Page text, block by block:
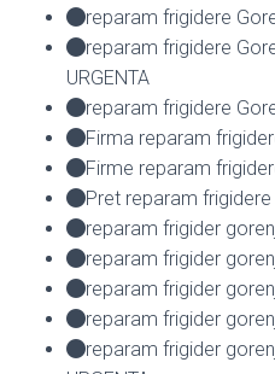
reparam frigidere
reparam frigidere
URGENTA
reparam frigidere
Firma reparam
Firme reparam
Pret reparam frigidere
reparam frigider
reparam frigider
reparam frigider
reparam frigider
reparam frigider